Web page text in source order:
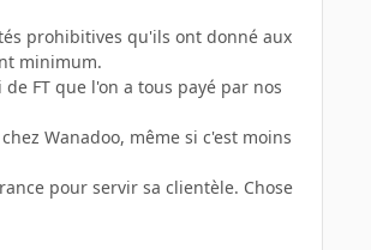
prohibitives qu'ils ont donné aux
minimum.
FT que l'on a tous payé par nos
Wanadoo, même si c'est moins
pour servir sa clientèle. Chose